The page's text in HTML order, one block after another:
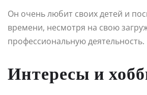
Он очень любит своих детей и
времени, несмотря на свою
профессиональную деятельность.
Интересы и